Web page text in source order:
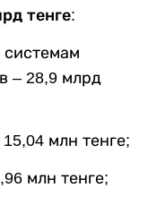
д тенге:
– 28,9 млрд
млн тенге;
млн тенге;